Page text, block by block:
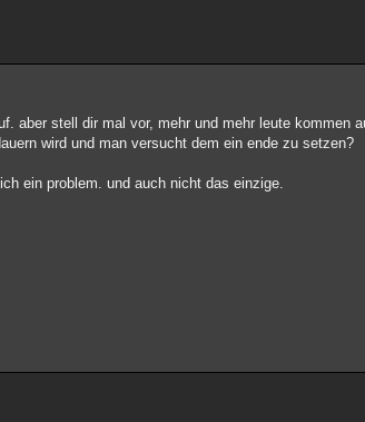
aber stell dir mal vor, mehr und mehr leute kommen
wird und man versucht dem ein ende zu setzen?
ein problem. und auch nicht das einzige.